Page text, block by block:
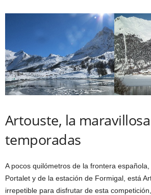
Artouste, la
temporadas
A pocos quilómetros de la frontera
Portalet y de la estación de Formigal, está
irrepetible para disfrutar de esta